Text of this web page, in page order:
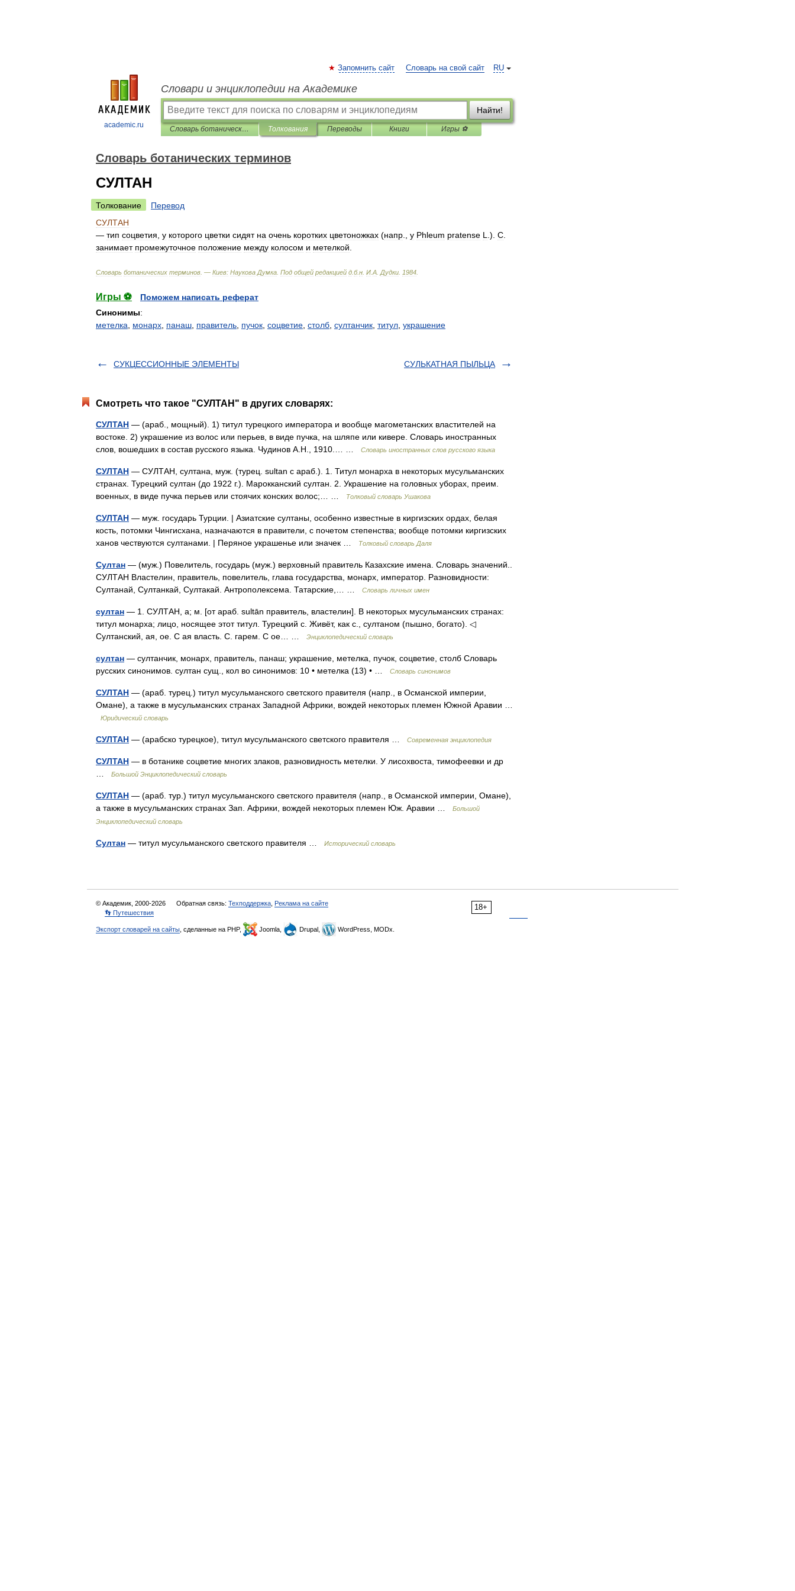
academic.ru
RU
Запомнить сайт Словарь на свой сайт
Словари и энциклопедии на Академике
Найти!
Словарь ботанических терминов Толкования Переводы Книги Игры ⚽
Словарь ботанических терминов
СУЛТАН
Толкование
Перевод
СУЛТАН
— тип соцветия у которого цветки сидят на очень коротких цветоножках (напр у Phleum pratense L .). С
занимает промежуточное положение между колосом и метелкой
Словарь ботанических терминов . — Киев: Наукова Думка Под общей редакцией д б.н И А Дудки 1984
Игры ⚽
Поможем написать реферат
Синонимы:
метелка
монарх панаш правитель пучок соцветие столб султанчик титул украшение
СУКЦЕССИОННЫЕ ЭЛЕМЕНТЫ СУЛЬКАТНАЯ ПЫЛЬЦА
Смотреть что такое "СУЛТАН" в других словарях:
СУЛТАН — (араб., мощный). 1) титул турецкого императора и вообще магометанских властителей на
востоке. 2) украшение из волос или перьев, в виде пучка, на шляпе или кивере. Словарь иностранных
слов, вошедших в состав русского языка. Чудинов А.Н., 1910.… …
Словарь иностранных слов русского языка
СУЛТАН — СУЛТАН, султана, муж. (турец. sultan с араб.). 1. Титул монарха в некоторых мусульманских
странах. Турецкий султан (до 1922 г.). Марокканский султан. 2. Украшение на головных уборах, преим.
военных, в виде пучка перьев или стоячих конских волос;… …
Толковый словарь Ушакова
СУЛТАН — муж. государь Турции. | Азиатские султаны, особенно известные в киргизских ордах, белая
кость, потомки Чингисхана, назначаются в правители, с почетом степенства; вообще потомки киргизских
ханов чествуются султанами. | Перяное украшенье или значек …
Толковый словарь Даля
Султан — (муж.) Повелитель, государь (муж.) верховный правитель Казахские имена. Словарь значений..
СУЛТАН Властелин, правитель, повелитель, глава государства, монарх, император. Разновидности:
Султанай, Султанкай, Султакай. Антрополексема. Татарские,… …
Словарь личных имен
султан — 1. СУЛТАН, а; м. [от араб. sultān правитель, властелин]. В некоторых мусульманских странах:
титул монарха; лицо, носящее этот титул. Турецкий с. Живёт, как с., султаном (пышно, богато). ◁
Султанский, ая, ое. С ая власть. С. гарем. С ое… …
Энциклопедический словарь
султан — султанчик, монарх, правитель, панаш; украшение, метелка, пучок, соцветие, столб Словарь
русских синонимов. султан сущ., кол во синонимов: 10 • метелка (13) • …
Словарь синонимов
СУЛТАН — (араб. турец.) титул мусульманского светского правителя (напр., в Османской империи,
Омане), а также в мусульманских странах Западной Африки, вождей некоторых племен Южной Аравии …
Юридический словарь
СУЛТАН — (арабско турецкое), титул мусульманского светского правителя … Современная энциклопедия
СУЛТАН — в ботанике соцветие многих злаков, разновидность метелки. У лисохвоста, тимофеевки и др
Большой Энциклопедический словарь
СУЛТАН — (араб. тур.) титул мусульманского светского правителя (напр., в Османской империи, Омане),
а также в мусульманских странах Зап. Африки, вождей некоторых племен Юж. Аравии …
Большой
Энциклопедический словарь
Султан — титул мусульманского светского правителя … Исторический словарь
18+
© Академик, 2000-2026 Обратная связь: Техподдержка Реклама на сайте
👣 Путешествия
Экспорт словарей на сайты , сделанные на PHP, Joomla, Drupal, WordPress, MODx.